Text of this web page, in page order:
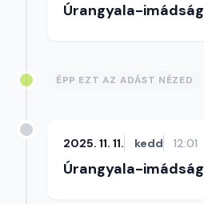
Úrangyala-imádság
ÉPP EZT AZ ADÁST NÉZED
2025. 11. 11. kedd 12:01
Úrangyala-imádság